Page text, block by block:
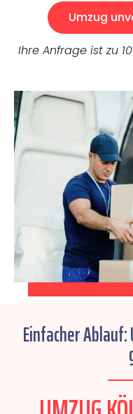
Umzug
Ihre Anfrage ist zu
Einfacher